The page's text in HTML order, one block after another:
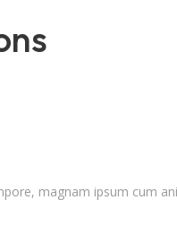
magnam ipsum cum